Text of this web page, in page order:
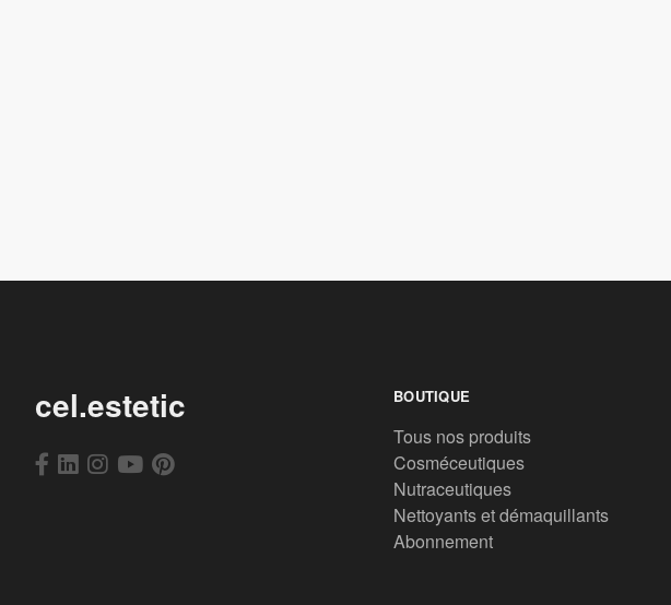
cel.estetic BOUTIQUE
Tous nos produits
Cosméceutiques
Nutraceutiques
Nettoyants et démaquillants
Abonnement